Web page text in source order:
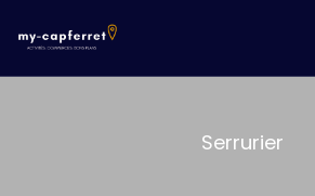
Serrurier